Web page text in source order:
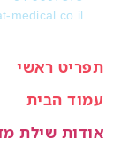
medical.co.il
תפריט ראשי
עמוד הבית
אודות שילת